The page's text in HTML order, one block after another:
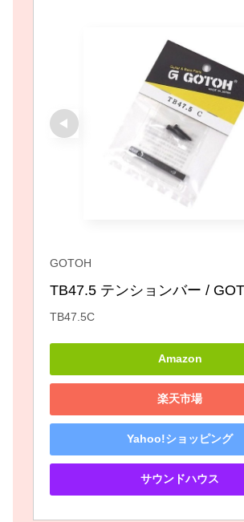
GOTOH
TB47.5 テンションバー /
TB47.5C
Amazon
楽天市場
Yahoo!ショッピング
サウンドハウス